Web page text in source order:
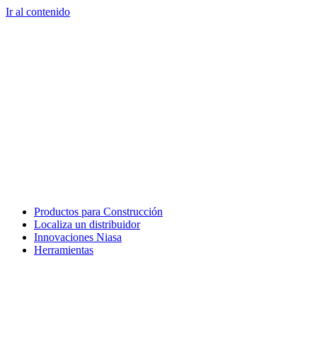
Ir al contenido
Productos para Construcción
Localiza un distribuidor
Innovaciones Niasa
Herramientas